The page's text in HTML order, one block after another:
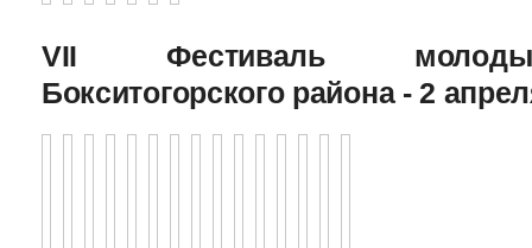
VII Фестиваль
Бокситогорского района - 2